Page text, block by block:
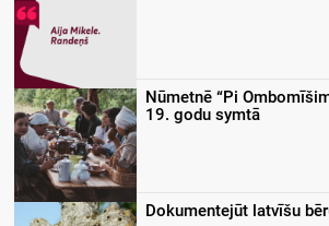
Nūmetnē “Pi
19. godu symtā
Dokumentejūt latvīšu